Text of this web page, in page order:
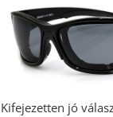
Kifejezetten jó